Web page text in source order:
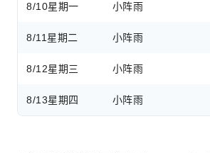
8/10星期一 小阵雨
8/11 星期二 小阵雨
8/12星期三 小阵雨
8/13星期四 小阵雨